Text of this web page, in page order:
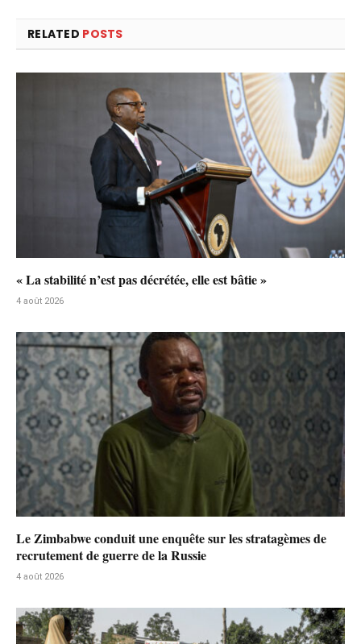
RELATED POSTS
« La stabilité n’est pas décrétée, elle est bâtie »
4 août 2026
Le Zimbabwe conduit une enquête sur les stratagèmes de
recrutement de guerre de la Russie
4 août 2026